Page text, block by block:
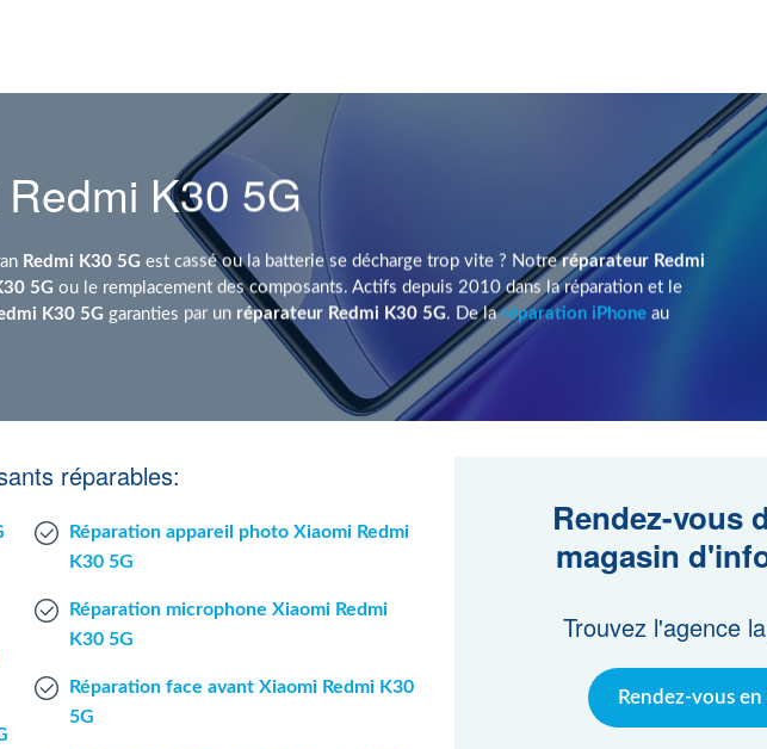
K30 5G
Redmi K30 5G est cassé ou la batterie se décharge trop vite ? Notreréparateur Redmi
5G ou le remplacement des composants. Actifs depuis 2010 dans la réparation et le
K30 5G garanties par un réparateur Redmi K30 5G. De laréparation iPhone au
réparables:
Réparation appareil photo Xiaomi Redmi
K30 5G
Réparation microphone Xiaomi Redmi
K30 5G
Réparation face avant Xiaomi Redmi K30
5G
Rendez-vous
magasin
Trouvez l'agence
Rendez-vous en